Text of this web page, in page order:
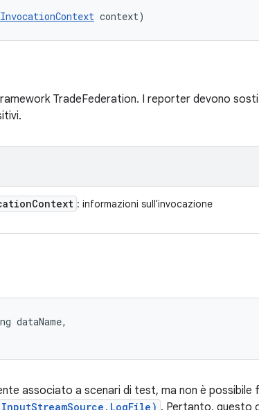
context)
TradeFederation. I reporter devono
Context : informazioni sull'invocazione
dataName,
associato a scenari di test, ma non è possibile
. Pertanto, questo